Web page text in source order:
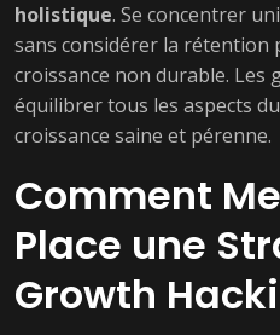
holistique. Se concentrer
sans considérer la rétention
croissance non durable. Les
équilibrer tous les aspects
croissance saine et pérenne.
Comment
Place une
Growth